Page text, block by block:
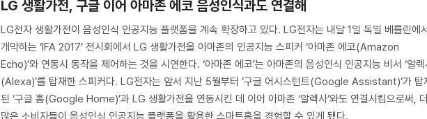
LG 생활가전, 구글 이어 아마존 에코 음성인식과도 연결해
LG전자 생활가전이 음성인식 인공지능 플랫폼을 계속 확장하고 있다. LG전자는 내달 1일 독일 베를린에서
개막하는 ‘IFA 2017’ 전시회에서 LG 생활가전을 아마존의 인공지능 스피커 ‘아마존 에코(Amazon
Echo)’와 연동시 동작을 제어하는 것을 시연한다. ‘아마존 에코’는 아마존의 음성인식 인공지능 비서 ‘알
(Alexa)’를 탑재한 스피커다. LG전자는 앞서 지난 5월부터 ‘구글 어시스턴트(Google Assistant)’가 탑
된 ‘구글 홈(Google Home)’과 LG 생활가전을 연동시킨 데 이어 아마존 ‘알렉사’와도 연결시킴으로써, 더
많은 소비자들이 음성인식 인공지능 플랫폼을 활용한 스마트홈을 경험할 수 있게 됐다.